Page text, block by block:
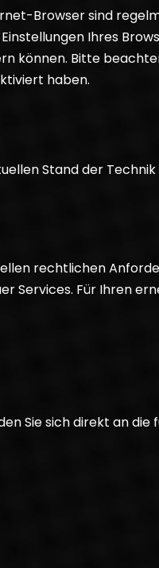
Browser sind
Ihres
können. Bitte
haben.
Stand der
rechtlichen
Services. Für Ihren
Sie sich direkt an